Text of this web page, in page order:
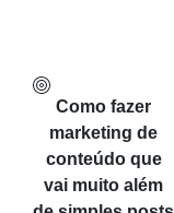
Como fazer
marketing de
conteúdo que
vai muito além